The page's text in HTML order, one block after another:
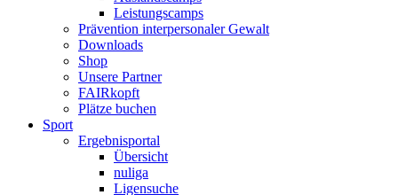
Leistungscamps
Prävention interpersonaler Gewalt
Downloads
Shop
Unsere Partner
FAIRkopft
Plätze buchen
Sport
Ergebnisportal
Übersicht
nuliga
Ligensuche